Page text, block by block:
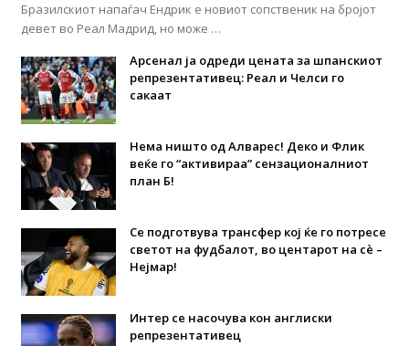
Бразилскиот напаѓач Ендрик е новиот сопственик на бројот
девет во Реал Мадрид, но може …
Арсенал ја одреди цената за шпанскиот
репрезентативец: Реал и Челси го
сакаат
Нема ништо од Алварес! Деко и Флик
веќе го “активираа” сензационалниот
план Б!
Се подготвува трансфер кој ќе го потресе
светот на фудбалот, во центарот на сè –
Нејмар!
Интер се насочува кон англиски
репрезентативец